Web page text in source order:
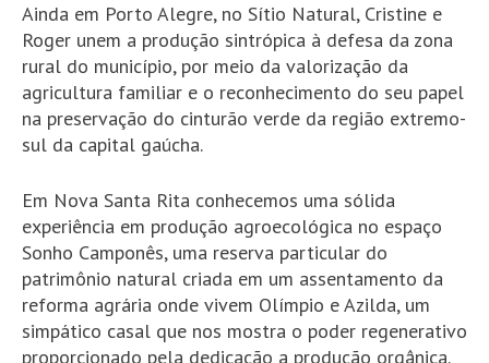
Ainda em Porto Alegre, no Sítio Natural, Cristine e
Roger unem a produção sintrópica à defesa da zona
rural do município, por meio da valorização da
agricultura familiar e o reconhecimento do seu papel
na preservação do cinturão verde da região extremo-
sul da capital gaúcha.
Em Nova Santa Rita conhecemos uma sólida
experiência em produção agroecológica no espaço
Sonho Camponês, uma reserva particular do
patrimônio natural criada em um assentamento da
reforma agrária onde vivem Olímpio e Azilda, um
simpático casal que nos mostra o poder regenerativo
proporcionado pela dedicação a produção orgânica.